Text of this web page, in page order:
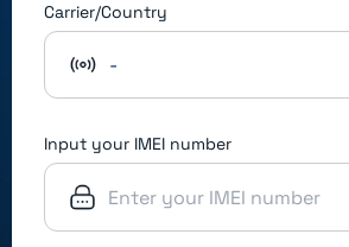
Carrier/Country
-
Input your IMEI number